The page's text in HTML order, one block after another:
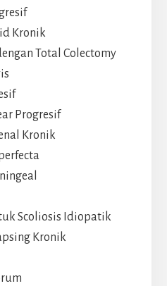
Kronik
Total Colectomy
Progresif
Kronik
Scoliosis Idiopatik
Kronik